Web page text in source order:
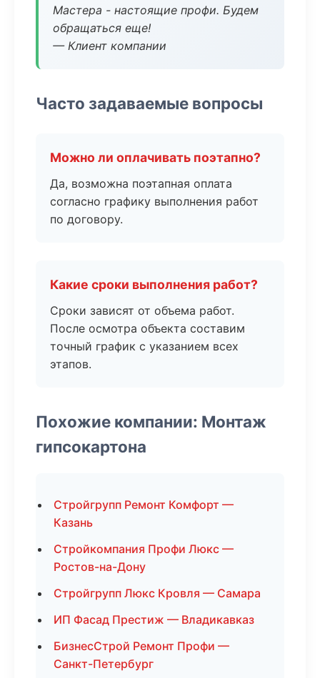
Мастера - настоящие профи. Будем
обращаться еще!
— Клиент компании
Часто задаваемые вопросы
Можно ли оплачивать поэтапно?
Да, возможна поэтапная оплата
согласно графику выполнения работ
по договору.
Какие сроки выполнения работ?
Сроки зависят от объема работ.
После осмотра объекта составим
точный график с указанием всех
этапов.
Похожие компании: Монтаж
гипсокартона
Стройгрупп Ремонт Комфорт —
Казань
Стройкомпания Профи Люкс —
Ростов-на-Дону
Стройгрупп Люкс Кровля — Самара
ИП Фасад Престиж — Владикавказ
БизнесСтрой Ремонт Профи —
Санкт-Петербург